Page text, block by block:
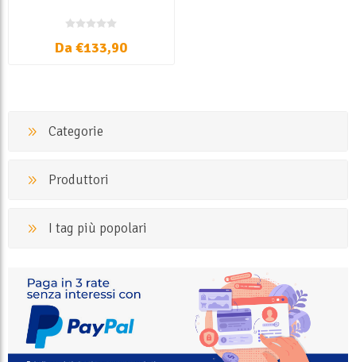
Da €133,90
Categorie
Produttori
I tag più popolari